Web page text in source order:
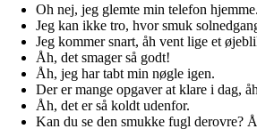
Oh nej, jeg glemte min telefon hjemme.
Jeg kan ikke tro, hvor smuk
Jeg kommer snart, åh vent lige et
Åh, det smager så godt!
Åh, jeg har tabt min nøgle igen.
Der er mange opgaver at klare i dag,
Åh, det er så koldt udenfor.
Kan du se den smukke fugl derovre?